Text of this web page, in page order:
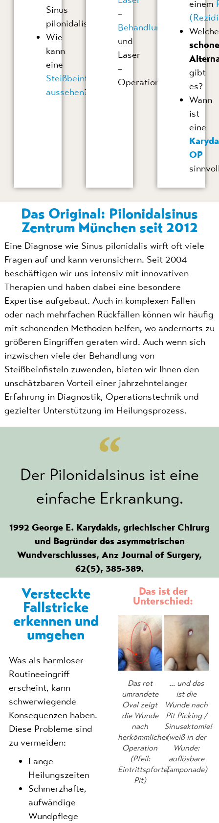
Sinus
pilonidalis?
Wie
kann
eine
Steißbeinfistel
aussehen?
–
Behandlung
und
Laser
–
Operation
einem
Welche
gibt
es?
Wann
ist
eine
OP
Das Original: Pilonidalsinus
Zentrum München seit 2012
Eine Diagnose wie Sinus pilonidalis wirft oft viele
Fragen auf und kann verunsichern. Seit 2004
beschäftigen wir uns intensiv mit innovativen
Therapien und haben dabei eine besondere
Expertise aufgebaut. Auch in komplexen Fällen
oder nach mehrfachen Rückfällen können wir häufig
mit schonenden Methoden helfen, wo andernorts zu
größeren Eingriffen geraten wird. Auch wenn sich
inzwischen viele der Behandlung von
Steißbeinfisteln zuwenden, bieten wir Ihnen den
unschätzbaren Vorteil einer jahrzehntelanger
Erfahrung in Diagnostik, Operationstechnik und
gezielter Unterstützung im Heilungsprozess.
Der Pilonidalsinus ist eine
einfache Erkrankung.
1992 George E. Karydakis, griechischer Chirurg
und Begründer des asymmetrischen
Wundverschlusses, Anz Journal of Surgery,
62(5), 385-389.
Versteckte
Fallstricke
erkennen und
umgehen
Was als harmloser
Routineeingriff
erscheint, kann
schwerwiegende
Konsequenzen haben.
Diese Probleme sind
zu vermeiden:
Lange
Heilungszeiten
Schmerzhafte,
aufwändige
Wundpflege
Das ist der
Unterschied:
Das rot
umrandete
Oval zeigt
die Wunde
nach
herkömmlicher
Operation
(Pfeil:
Eintrittspforte,
Pit)
... und das
ist die
Wunde nach
Pit Picking /
Sinusektomie!
(weiß in der
Wunde:
auflösbare
Tamponade)